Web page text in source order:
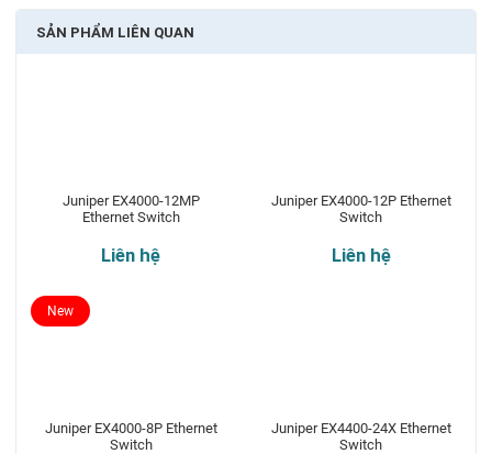
SẢN PHẨM LIÊN QUAN
Juniper EX4000-12MP
Ethernet Switch
Liên hệ
Juniper EX4000-12P Ethernet
Switch
Liên hệ
Juniper EX4000-8P Ethernet
Switch
New
Juniper EX4400-24X Ethernet
Switch